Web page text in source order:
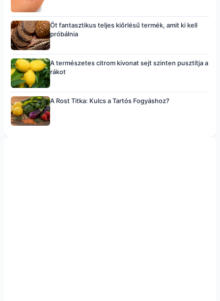
Öt fantasztikus teljes kiőrlésű termék, amit ki kell
próbálnia
A természetes citrom kivonat sejt szinten pusztítja a
rákot
A Rost Titka: Kulcs a Tartós Fogyáshoz?